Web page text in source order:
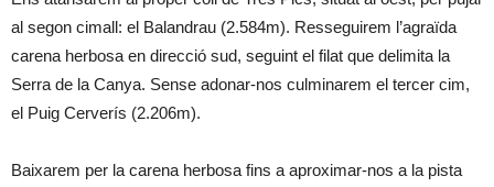
al segon cimall: el Balandrau (2.584m). Resseguirem l’agraïda
carena herbosa en direcció sud, seguint el filat que delimita la
Serra de la Canya. Sense adonar-nos culminarem el tercer cim,
el Puig Cerverís (2.206m).
Baixarem per la carena herbosa fins a aproximar-nos a la pista